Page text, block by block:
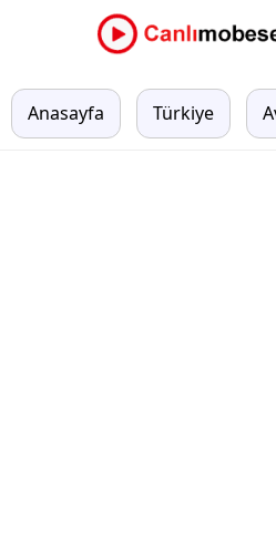
Anasayfa Türkiye